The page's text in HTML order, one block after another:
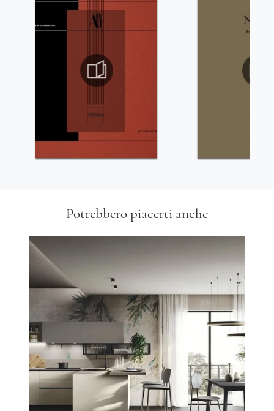
Potrebbero piacerti anche